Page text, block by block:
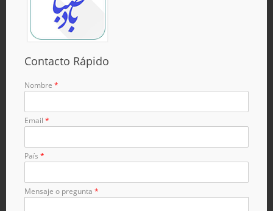
Contacto Rápido
Nombre *
Email *
País *
Mensaje o pregunta *